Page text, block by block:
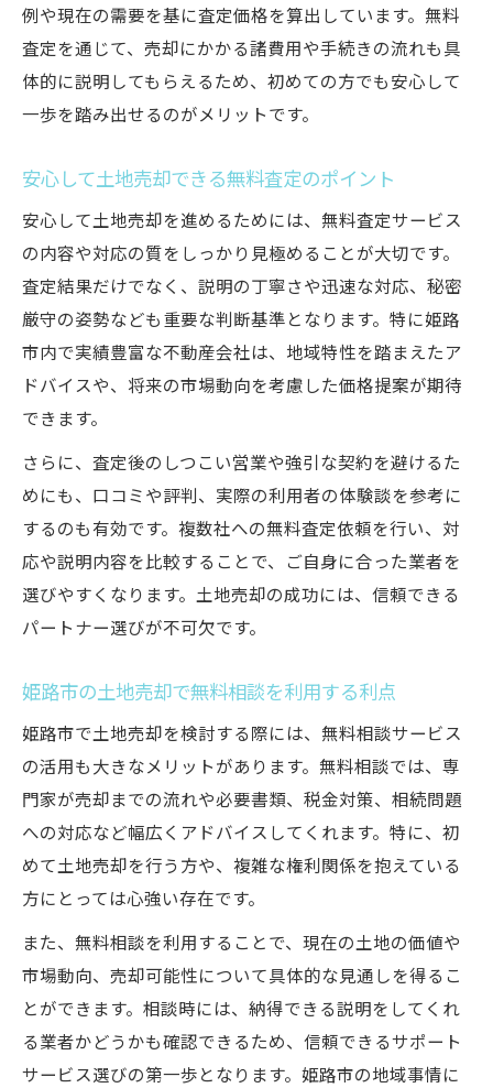
例や現在の需要を基に査定価格を算出しています。無料
査定を通じて、売却にかかる諸費用や手続きの流れも具
体的に説明してもらえるため、初めての方でも安心して
一歩を踏み出せるのがメリットです。
安心して土地売却できる無料査定のポイント
安心して土地売却を進めるためには、無料査定サービス
の内容や対応の質をしっかり見極めることが大切です。
査定結果だけでなく、説明の丁寧さや迅速な対応、秘密
厳守の姿勢なども重要な判断基準となります。特に姫路
市内で実績豊富な不動産会社は、地域特性を踏まえたア
ドバイスや、将来の市場動向を考慮した価格提案が期待
できます。
さらに、査定後のしつこい営業や強引な契約を避けるた
めにも、口コミや評判、実際の利用者の体験談を参考に
するのも有効です。複数社への無料査定依頼を行い、対
応や説明内容を比較することで、ご自身に合った業者を
選びやすくなります。土地売却の成功には、信頼できる
パートナー選びが不可欠です。
姫路市の土地売却で無料相談を利用する利点
姫路市で土地売却を検討する際には、無料相談サービス
の活用も大きなメリットがあります。無料相談では、専
門家が売却までの流れや必要書類、税金対策、相続問題
への対応など幅広くアドバイスしてくれます。特に、初
めて土地売却を行う方や、複雑な権利関係を抱えている
方にとっては心強い存在です。
また、無料相談を利用することで、現在の土地の価値や
市場動向、売却可能性について具体的な見通しを得るこ
とができます。相談時には、納得できる説明をしてくれ
る業者かどうかも確認できるため、信頼できるサポート
サービス選びの第一歩となります。姫路市の地域事情に